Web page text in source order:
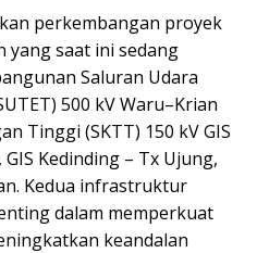
perkembangan proyek
saat ini sedang
Saluran Udara
500 kV Waru–Krian
Tinggi (SKTT) 150 kV GIS
Kedinding – Tx Ujung,
Kedua infrastruktur
dalam memperkuat
keandalan